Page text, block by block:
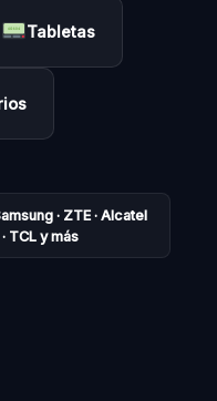
Tabletas
· ZTE · Alcatel
· TCL y más